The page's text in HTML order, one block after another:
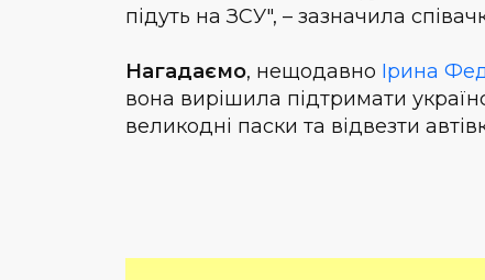
підуть на ЗСУ", – зазначила
Нагадаємо, нещодавно Ірина
вона вирішила підтримати
великодні паски та відвезти